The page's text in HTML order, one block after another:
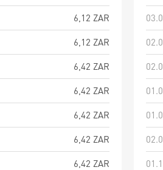
6,12 ZAR
6,12 ZAR
6,42 ZAR
6,42 ZAR
6,42 ZAR
6,42 ZAR
6,42 ZAR